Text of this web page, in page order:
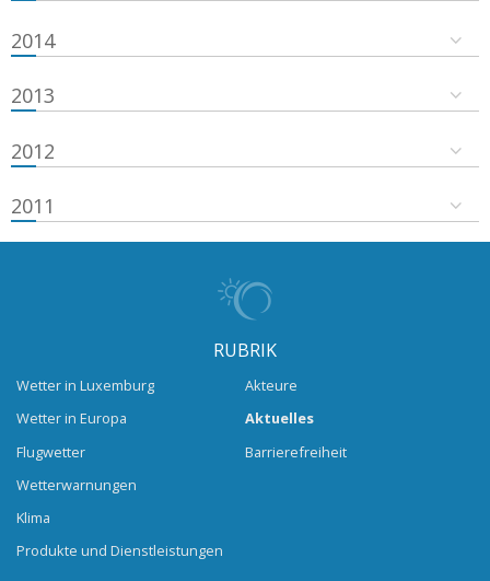
2014
2013
2012
2011
RUBRIK
Wetter in Luxemburg
Wetter in Europa
Flugwetter
Wetterwarnungen
Klima
Produkte und Dienstleistungen
Akteure
Aktuelles
Barrierefreiheit